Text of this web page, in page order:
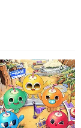
20260501
20260505
20260509
20260323
20260327
20260331